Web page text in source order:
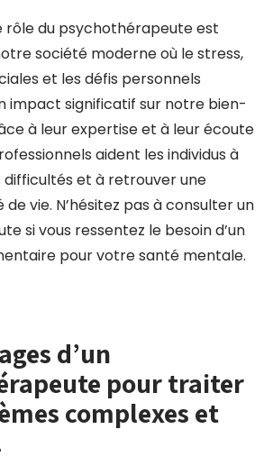
rôle du psychothérapeute est
société moderne où le stress,
et les défis personnels
impact significatif sur notre bien-
à leur expertise et à leur écoute
aident les individus à
et à retrouver une
vie. N’hésitez pas à consulter un
si vous ressentez le besoin d’un
pour votre santé mentale.
d’un
pour traiter
complexes et